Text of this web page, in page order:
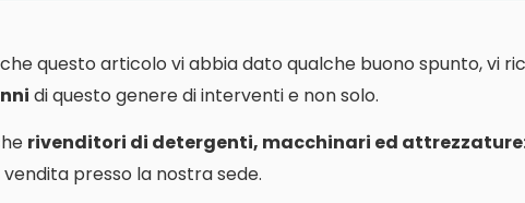
questo articolo vi abbia dato qualche buono spunto, vi
di questo genere di interventi e non solo.
rivenditori di detergenti, macchinari ed
presso la nostra sede.